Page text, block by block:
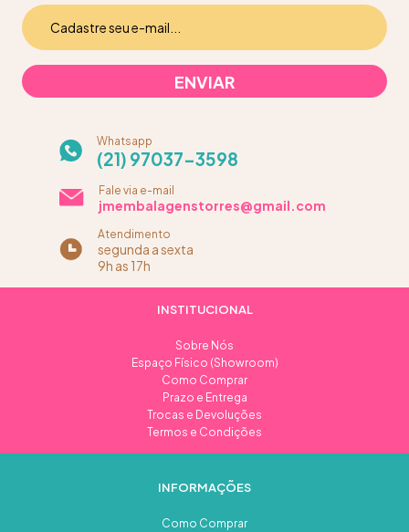
Whatsapp
(21) 97037-3598
Fale via e-mail
jmembalagenstorres@gmail.com
Atendimento
segunda a sexta
9h as 17h
INSTITUCIONAL
Sobre Nós
Espaço Físico (Showroom)
Como Comprar
Prazo e Entrega
Trocas e Devoluções
Termos e Condições
INFORMAÇÕES
Como Comprar